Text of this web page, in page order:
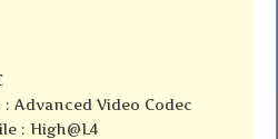
Advanced Video Codec
: High@L4